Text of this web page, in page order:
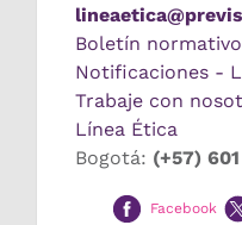
Boletín
Notificaciones -
Trabaje con
Línea Ética
Bogotá: (+57)
Facebook